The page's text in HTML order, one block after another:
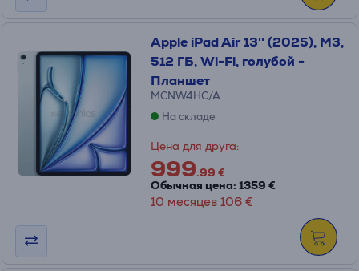
Apple iPad Air 13'' (2025), M3,
512 ГБ, Wi-Fi, голубой -
Планшет
MCNW4HC/A
На складе
Цена для друга:
999.99 €
Обычная цена: 1359 €
10 месяцев 106 €